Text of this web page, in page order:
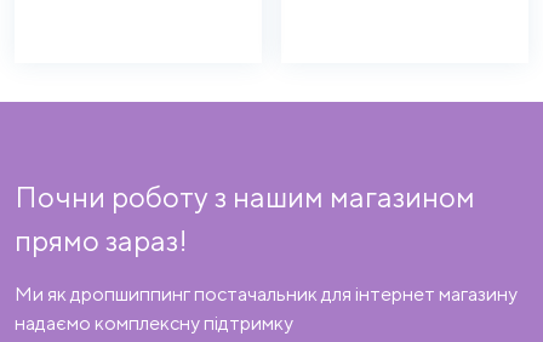
Почни роботу з нашим магазином
прямо зараз!
Ми як дропшиппинг постачальник для інтернет магазину
надаємо комплексну підтримку